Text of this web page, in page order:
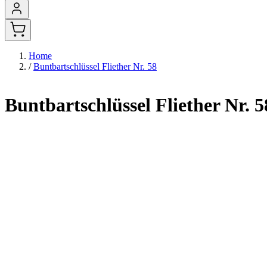
Home
/ Buntbartschlüssel Fliether Nr. 58
Buntbartschlüssel Fliether Nr.